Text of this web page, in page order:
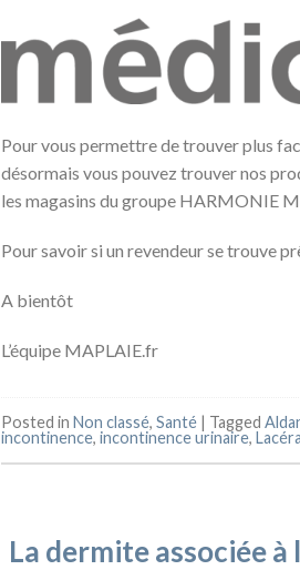
Pour vous permettre de trouver plus
désormais vous pouvez trouver nos
les magasins du groupe HARMONIE
Pour savoir si un revendeur se trouve
A bientôt
L’équipe MAPLAIE.fr
Posted in Non classé, Santé | Tagged
incontinence, incontinence urinaire,
La dermite associée à